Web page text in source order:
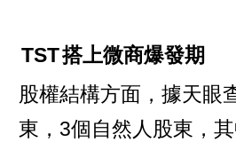
TST搭上微商爆發期
股權結構方面，據天眼
東，3個自然人股東，